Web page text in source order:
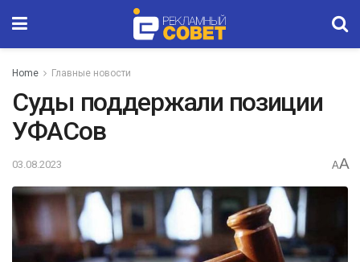
Home Главные новости
Суды поддержали позиции
УФАСов
03.08.2023 AA